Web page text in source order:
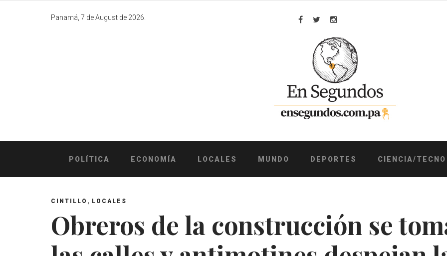
Panamá, 7 de August de 2026.
Facebook
TwitterInstagram
POLÍTICA ECONOMÍA LOCALES MUNDO DEPORTES CIENCIA/TECNO
CINTILLO , LOCALES
Obreros de la construcción se